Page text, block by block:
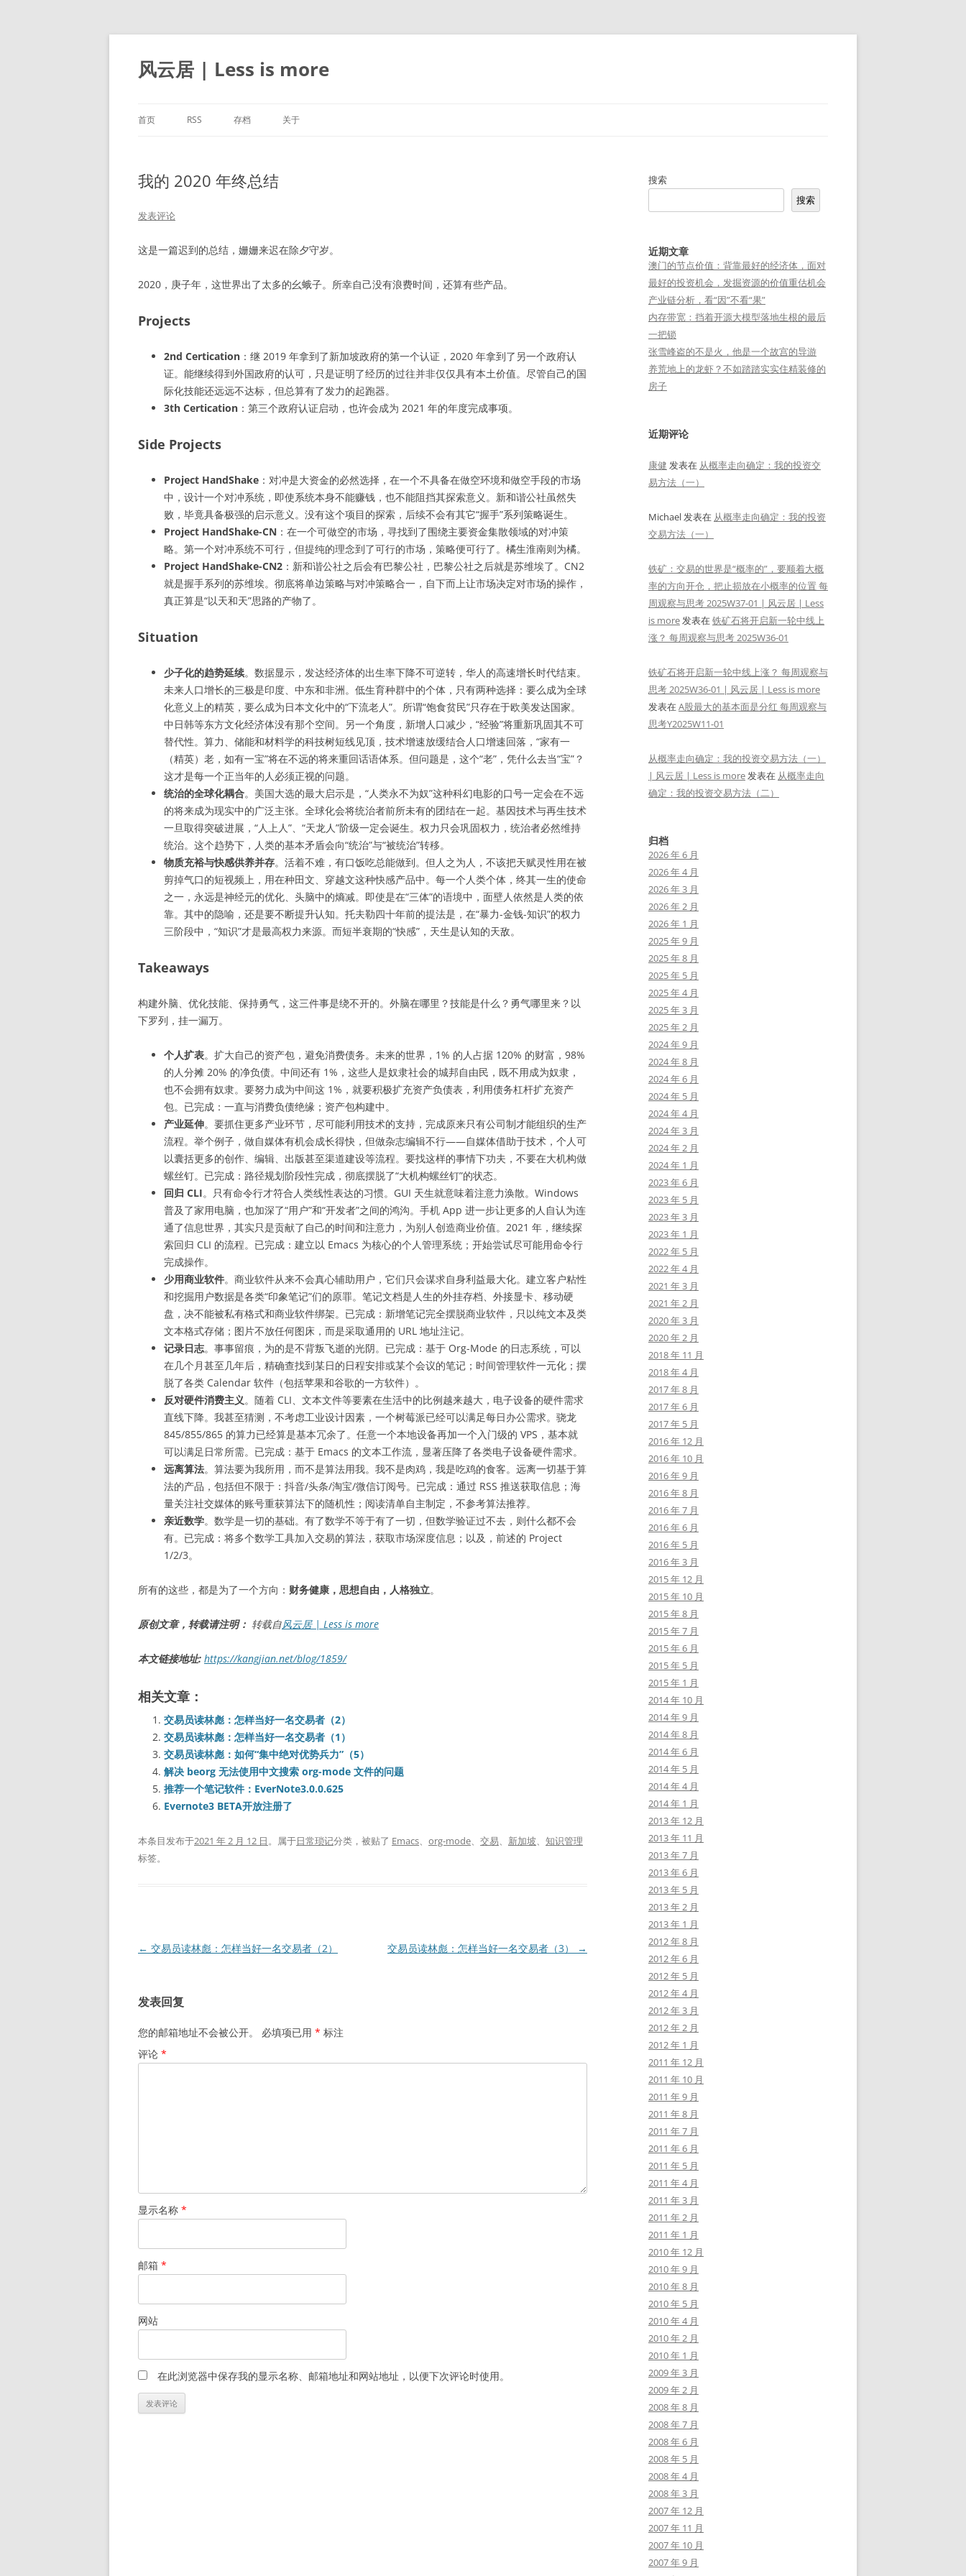
跳
正
文
风云居 | Less is more
首页 RSS 存档 关于
我的 2020 年终总结
发表评论
这是一篇迟到的总结，姗姗来迟在除夕守岁。
2020，庚子年，这世界出了太多的幺蛾子。所幸自己没有浪费时间，还算有些产品。
Projects
2nd Certication ：继 2019 年拿到了新加坡政府的第一个认证，2020 年拿到了另一个政府认
证。能继续得到外国政府的认可，只是证明了经历的过往并非仅仅具有本土价值。尽管自己的国
际化技能还远远不达标，但总算有了发力的起跑器。
3th Certication ：第三个政府认证启动，也许会成为 2021 年的年度完成事项。
Side Projects
Project HandShake ：对冲是大资金的必然选择，在一个不具备在做空环境和做空手段的市场
中，设计一个对冲系统，即使系统本身不能赚钱，也不能阻挡其探索意义。新和谐公社虽然失
败，毕竟具备极强的启示意义。没有这个项目的探索，后续不会有其它“握手”系列策略诞生。
Project HandShake-CN ：在一个可做空的市场，寻找到了围绕主要资金集散领域的对冲策
略。第一个对冲系统不可行，但提纯的理念到了可行的市场，策略便可行了。橘生淮南则为橘。
Project HandShake-CN2 ：新和谐公社之后会有巴黎公社，巴黎公社之后就是苏维埃了。CN2
就是握手系列的苏维埃。彻底将单边策略与对冲策略合一，自下而上让市场决定对市场的操作，
真正算是“以天和天”思路的产物了。
Situation
少子化的趋势延续。数据显示，发达经济体的出生率下降不可逆转，华人的高速增长时代结束。
未来人口增长的三极是印度、中东和非洲。低生育种群中的个体，只有两种选择：要么成为全球
化意义上的精英，要么成为日本文化中的“下流老人”。所谓“饱食贫民”只存在于欧美发达国家。
中日韩等东方文化经济体没有那个空间。另一个角度，新增人口减少，“经验”将重新巩固其不可
替代性。算力、储能和材料学的科技树短线见顶，技术增速放缓结合人口增速回落，“家有一
（精英）老，如有一宝”将在不远的将来重回话语体系。但问题是，这个“老”，凭什么去当“宝”？
这才是每一个正当年的人必须正视的问题。
统治的全球化耦合。美国大选的最大启示是，“人类永不为奴”这种科幻电影的口号一定会在不远
的将来成为现实中的广泛主张。全球化会将统治者前所未有的团结在一起。基因技术与再生技术
一旦取得突破进展，“人上人”、“天龙人”阶级一定会诞生。权力只会巩固权力，统治者必然维持
统治。这个趋势下，人类的基本矛盾会向“统治”与“被统治”转移。
物质充裕与快感供养并存。活着不难，有口饭吃总能做到。但人之为人，不该把天赋灵性用在被
剪掉气口的短视频上，用在种田文、穿越文这种快感产品中。每一个人类个体，终其一生的使命
之一，永远是神经元的优化、头脑中的熵减。即使是在“三体”的语境中，面壁人依然是人类的依
靠。其中的隐喻，还是要不断提升认知。托夫勒四十年前的提法是，在“暴力-金钱-知识”的权力
三阶段中，“知识”才是最高权力来源。而短半衰期的“快感”，天生是认知的天敌。
Takeaways
构建外脑、优化技能、保持勇气，这三件事是绕不开的。外脑在哪里？技能是什么？勇气哪里来？以
下罗列，挂一漏万。
个人扩表。扩大自己的资产包，避免消费债务。未来的世界，1% 的人占据 120% 的财富，98%
的人分摊 20% 的净负债。中间还有 1%，这些人是奴隶社会的城邦自由民，既不用成为奴隶，
也不会拥有奴隶。要努力成为中间这 1%，就要积极扩充资产负债表，利用债务杠杆扩充资产
包。已完成：一直与消费负债绝缘；资产包构建中。
产业延伸。要抓住更多产业环节，尽可能利用技术的支持，完成原来只有公司制才能组织的生产
流程。举个例子，做自媒体有机会成长得快，但做杂志编辑不行——自媒体借助于技术，个人可
以囊括更多的创作、编辑、出版甚至渠道建设等流程。要找这样的事情下功夫，不要在大机构做
螺丝钉。已完成：路径规划阶段性完成，彻底摆脱了“大机构螺丝钉”的状态。
回归 CLI。只有命令行才符合人类线性表达的习惯。GUI 天生就意味着注意力涣散。Windows
普及了家用电脑，也加深了“用户”和“开发者”之间的鸿沟。手机 App 进一步让更多的人自认为连
通了信息世界，其实只是贡献了自己的时间和注意力，为别人创造商业价值。2021 年，继续探
索回归 CLI 的流程。已完成：建立以 Emacs 为核心的个人管理系统；开始尝试尽可能用命令行
完成操作。
少用商业软件。商业软件从来不会真心辅助用户，它们只会谋求自身利益最大化。建立客户粘性
和挖掘用户数据是各类“印象笔记”们的原罪。笔记文档是人生的外挂存档、外接显卡、移动硬
盘，决不能被私有格式和商业软件绑架。已完成：新增笔记完全摆脱商业软件，只以纯文本及类
文本格式存储；图片不放任何图床，而是采取通用的 URL 地址注记。
记录日志。事事留痕，为的是不背叛飞逝的光阴。已完成：基于 Org-Mode 的日志系统，可以
在几个月甚至几年后，精确查找到某日的日程安排或某个会议的笔记；时间管理软件一元化；摆
脱了各类 Calendar 软件（包括苹果和谷歌的一方软件）。
反对硬件消费主义。随着 CLI、文本文件等要素在生活中的比例越来越大，电子设备的硬件需求
直线下降。我甚至猜测，不考虑工业设计因素，一个树莓派已经可以满足每日办公需求。骁龙
845/855/865 的算力已经算是基本冗余了。任意一个本地设备再加一个入门级的 VPS，基本就
可以满足日常所需。已完成：基于 Emacs 的文本工作流，显著压降了各类电子设备硬件需求。
远离算法。算法要为我所用，而不是算法用我。我不是肉鸡，我是吃鸡的食客。远离一切基于算
法的产品，包括但不限于：抖音/头条/淘宝/微信订阅号。已完成：通过 RSS 推送获取信息；海
量关注社交媒体的账号重获算法下的随机性；阅读清单自主制定，不参考算法推荐。
亲近数学。数学是一切的基础。有了数学不等于有了一切，但数学验证过不去，则什么都不会
有。已完成：将多个数学工具加入交易的算法，获取市场深度信息；以及，前述的 Project
1/2/3。
所有的这些，都是为了一个方向： 财务健康，思想自由，人格独立。
原创文章，转载请注明： 转载自风云居 | Less is more
本文链接地址: https://kangjian.net/blog/1859/
相关文章：
交易员读林彪：怎样当好一名交易者（2）
交易员读林彪：怎样当好一名交易者（1）
交易员读林彪：如何“集中绝对优势兵力”（5）
解决 beorg 无法使用中文搜索 org-mode 文件的问题
推荐一个笔记软件：EverNote3.0.0.625
Evernote3 BETA开放注册了
本条目发布于2021 年 2 月 12 日。属于日常琐记分类，被贴了 Emacs、 org-mode、 交易、 新加坡、 知识管理
标签。
文
航
← 交易员读林彪：怎样当好一名交易者（2） 交易员读林彪：怎样当好一名交易者（3） →
发表回复
您的邮箱地址不会被公开。 必填项已用 * 标注
评论 *
显示名称 *
邮箱 *
网站
在此浏览器中保存我的显示名称、邮箱地址和网站地址，以便下次评论时使用。
搜索
搜索
近期文章
澳门的节点价值：背靠最好的经济体，面对
最好的投资机会，发掘资源的价值重估机会
产业链分析，看“因”不看“果”
内存带宽：挡着开源大模型落地生根的最后
一把锁
张雪峰盗的不是火，他是一个故宫的导游
养荒地上的龙虾？不如踏踏实实住精装修的
房子
近期评论
康健 发表在 从概率走向确定：我的投资交
易方法（一）
Michael发表在 从概率走向确定：我的投资
交易方法（一）
铁矿：交易的世界是“概率的”，要顺着大概
率的方向开仓，把止损放在小概率的位置 每
周观察与思考 2025W37-01 | 风云居 | Less
is more发表在铁矿石将开启新一轮中线上
涨？ 每周观察与思考 2025W36-01
铁矿石将开启新一轮中线上涨？ 每周观察与
思考 2025W36-01 | 风云居 | Less is more
发表在A股最大的基本面是分红 每周观察与
思考Y2025W11-01
从概率走向确定：我的投资交易方法（一）
| 风云居 | Less is more发表在 从概率走向
确定：我的投资交易方法（二）
归档
2026 年 6 月
2026 年 4 月
2026 年 3 月
2026 年 2 月
2026 年 1 月
2025 年 9 月
2025 年 8 月
2025 年 5 月
2025 年 4 月
2025 年 3 月
2025 年 2 月
2024 年 9 月
2024 年 8 月
2024 年 6 月
2024 年 5 月
2024 年 4 月
2024 年 3 月
2024 年 2 月
2024 年 1 月
2023 年 6 月
2023 年 5 月
2023 年 3 月
2023 年 1 月
2022 年 5 月
2022 年 4 月
2021 年 3 月
2021 年 2 月
2020 年 3 月
2020 年 2 月
2018 年 11 月
2018 年 4 月
2017 年 8 月
2017 年 6 月
2017 年 5 月
2016 年 12 月
2016 年 10 月
2016 年 9 月
2016 年 8 月
2016 年 7 月
2016 年 6 月
2016 年 5 月
2016 年 3 月
2015 年 12 月
2015 年 10 月
2015 年 8 月
2015 年 7 月
2015 年 6 月
2015 年 5 月
2015 年 1 月
2014 年 10 月
2014 年 9 月
2014 年 8 月
2014 年 6 月
2014 年 5 月
2014 年 4 月
2014 年 1 月
2013 年 12 月
2013 年 11 月
2013 年 7 月
2013 年 6 月
2013 年 5 月
2013 年 2 月
2013 年 1 月
2012 年 8 月
2012 年 6 月
2012 年 5 月
2012 年 4 月
2012 年 3 月
2012 年 2 月
2012 年 1 月
2011 年 12 月
2011 年 10 月
2011 年 9 月
2011 年 8 月
2011 年 7 月
2011 年 6 月
2011 年 5 月
2011 年 4 月
2011 年 3 月
2011 年 2 月
2011 年 1 月
2010 年 12 月
2010 年 9 月
2010 年 8 月
2010 年 5 月
2010 年 4 月
2010 年 2 月
2010 年 1 月
2009 年 3 月
2009 年 2 月
2008 年 8 月
2008 年 7 月
2008 年 6 月
2008 年 5 月
2008 年 4 月
2008 年 3 月
2007 年 12 月
2007 年 11 月
2007 年 10 月
2007 年 9 月